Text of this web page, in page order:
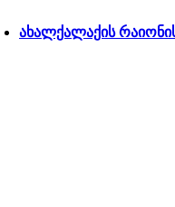
ახალქალაქის